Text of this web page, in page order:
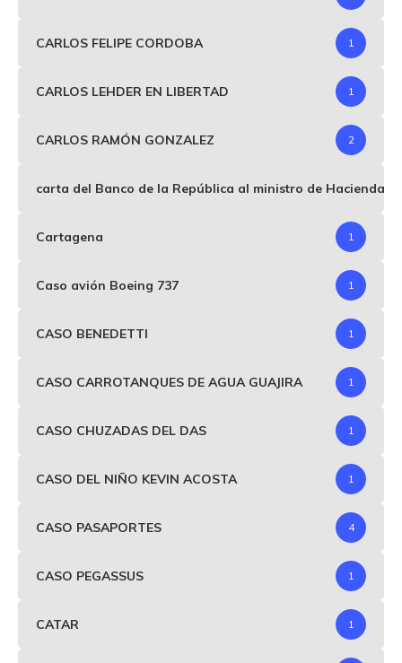
CARLOS FELIPE CORDOBA 1
CARLOS LEHDER EN LIBERTAD 1
CARLOS RAMÓN GONZALEZ 2
carta del Banco de la República al ministro de Hacienda
Cartagena 1
Caso avión Boeing 737 1
CASO BENEDETTI 1
CASO CARROTANQUES DE AGUA GUAJIRA 1
CASO CHUZADAS DEL DAS 1
CASO DEL NIÑO KEVIN ACOSTA 1
CASO PASAPORTES 4
CASO PEGASSUS 1
CATAR 1